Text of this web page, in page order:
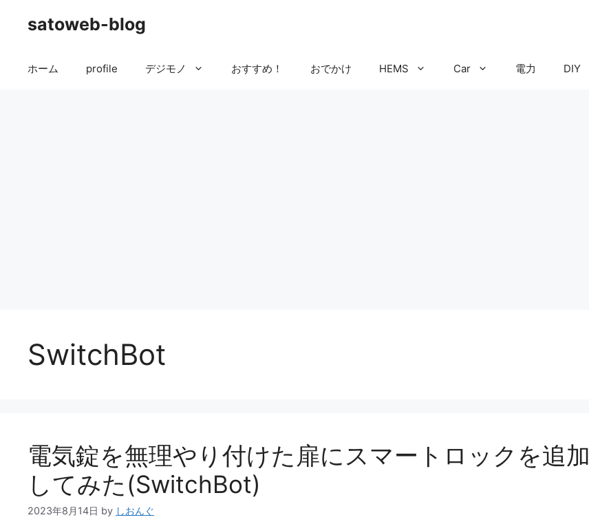
satoweb-blog
ホーム profile デジモノ おすすめ！ おでかけ HEMS Car 電力 DIY
SwitchBot
電気錠を無理やり付けた扉にスマートロックを追加
してみた(SwitchBot)
2023年8月14日 by しおんぐ